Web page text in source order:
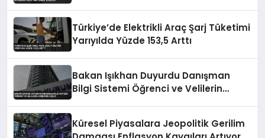
Türkiye’de Elektrikli Araç Şarj Tüketimi
Yarıyılda Yüzde 153,5 Arttı
Bakan Işıkhan Duyurdu Danışman
Bilgi Sistemi Öğrenci ve Velilerin
Küresel Piyasalara Jeopolitik Gerilim